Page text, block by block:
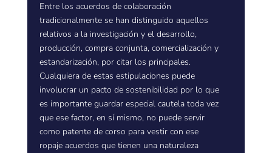
Entre los acuerdos de colaboración
tradicionalmente se han distinguido aquellos
relativos a la investigación y el desarrollo,
producción, compra conjunta, comercialización y
estandarización, por citar los principales.
Cualquiera de estas estipulaciones puede
involucrar un pacto de sostenibilidad por lo que
es importante guardar especial cautela toda vez
que ese factor, en sí mismo, no puede servir
como patente de corso para vestir con ese
ropaje acuerdos que tienen una naturaleza